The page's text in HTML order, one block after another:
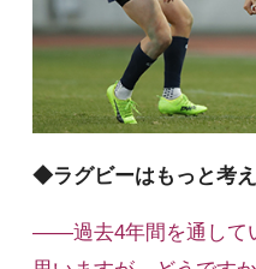
◆ラグビーはもっと考
――過去4年間を通して